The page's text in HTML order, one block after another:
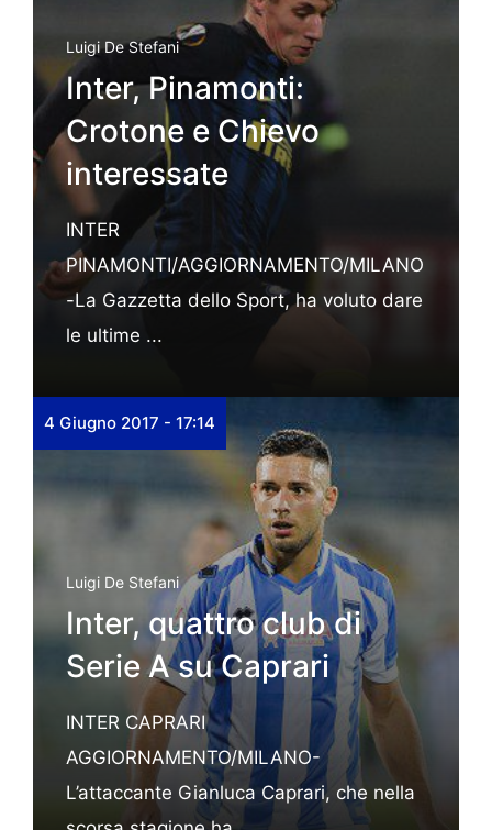
Luigi De Stefani
Inter, Pinamonti:
Crotone e Chievo
interessate
INTER
PINAMONTI/AGGIORNAMENTO/MILANO
-La Gazzetta dello Sport, ha voluto dare
le ultime ...
4 Giugno 2017 - 17:14
Luigi De Stefani
Inter, quattro club di
Serie A su Caprari
INTER CAPRARI
AGGIORNAMENTO/MILANO-
L’attaccante Gianluca Caprari, che nella